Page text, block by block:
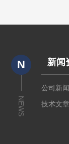
N
NEWS
新闻
公司新
技术文